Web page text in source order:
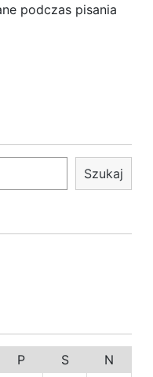
podczas pisania
Szukaj
P S
N